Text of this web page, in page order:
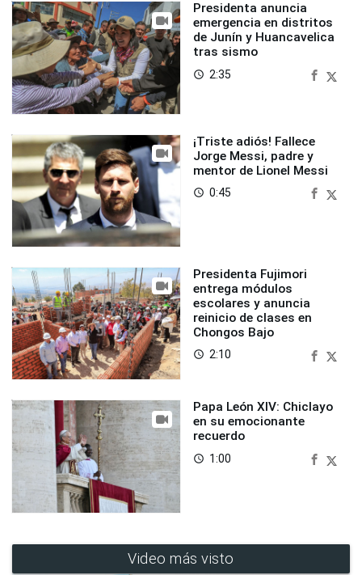
Presidenta anuncia
emergencia en distritos
de Junín y Huancavelica
tras sismo
access_time 2:35
¡Triste adiós! Fallece
Jorge Messi, padre y
mentor de Lionel Messi
access_time 0:45
Presidenta Fujimori
entrega módulos
escolares y anuncia
reinicio de clases en
Chongos Bajo
access_time 2:10
Papa León XIV: Chiclayo
en su emocionante
recuerdo
access_time 1:00
Video más visto